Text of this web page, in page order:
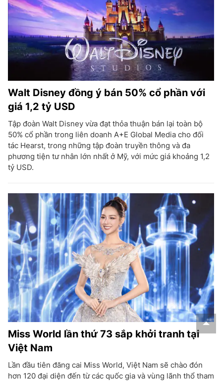
Walt Disney đồng ý bán 50% cổ phần với
giá 1,2 tỷ USD
Tập đoàn Walt Disney vừa đạt thỏa thuận bán lại toàn bộ
50% cổ phần trong liên doanh A+E Global Media cho đối
tác Hearst, trong những tập đoàn truyền thông và đa
phương tiện tư nhân lớn nhất ở Mỹ, với mức giá khoảng 1,2
tỷ USD.
Miss World lần thứ 73 sắp khởi tranh tại
Việt Nam
Lần đầu tiên đăng cai Miss World, Việt Nam sẽ chào đón
hơn 120 đại diện đến từ các quốc gia và vùng lãnh thổ tham